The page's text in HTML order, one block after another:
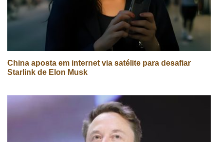
China aposta em internet via satélite para desafiar
Starlink de Elon Musk